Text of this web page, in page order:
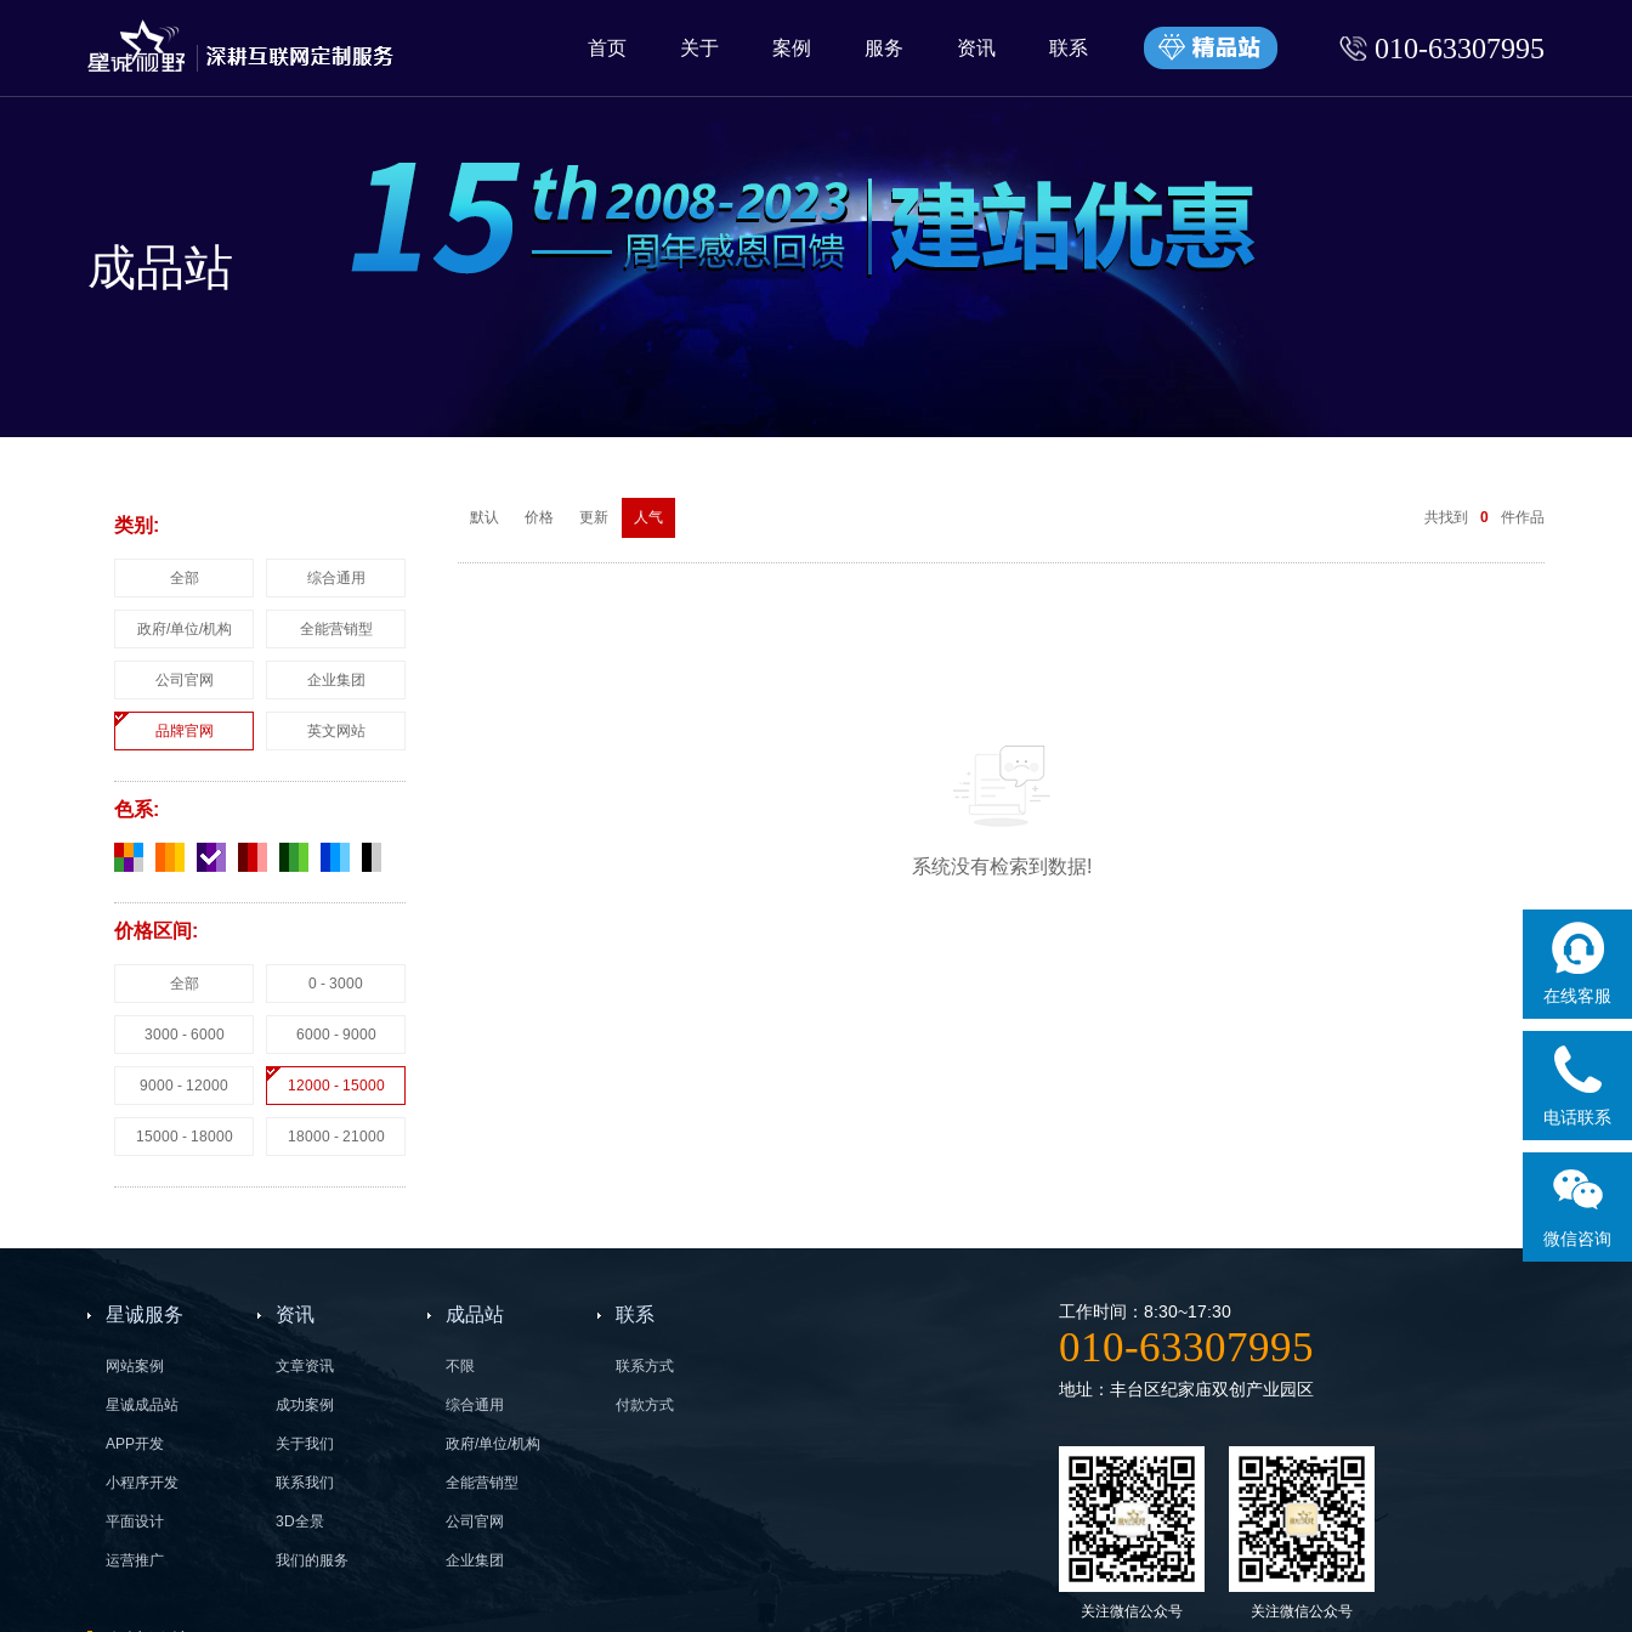
010-63307995
首页 关于 案例 服务 资讯 联系
在线客服
电话联系
微信咨询
成品站
类别:
全部 综合通用
政府/单位/机构 全能营销型
公司官网 企业集团
品牌官网 英文网站
色系:
价格区间:
全部 0 - 3000
3000 - 6000 6000 - 9000
9000 - 12000 12000 - 15000
15000 - 18000 18000 - 21000
默认 价格 更新 人气 共找到 0 件作品
系统没有检索到数据!
星诚服务
网站案例
星诚成品站
APP开发
小程序开发
平面设计
运营推广
资讯
文章资讯
成功案例
关于我们
联系我们
3D全景
我们的服务
成品站
不限
综合通用
政府/单位/机构
全能营销型
公司官网
企业集团
联系
联系方式
付款方式
工作时间：8:30~17:30
010-63307995
地址：丰台区纪家庙双创产业园区
关注微信公众号 关注微信公众号